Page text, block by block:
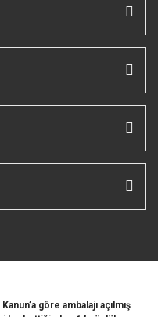
göre ambalajı açılmış